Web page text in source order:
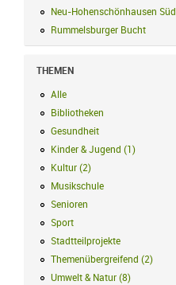
Neu-Hohenschönhausen Süd
Rummelsburger Bucht
THEMEN
Alle
Bibliotheken Bibliotheken
Gesundheit
Kinder & Jugend (1 )
Kultur (2)
Musikschule Musikschule
Senioren
Sport
Stadtteilprojekte
Themenübergreifend (2)
Umwelt & Natur (8) Umwelt